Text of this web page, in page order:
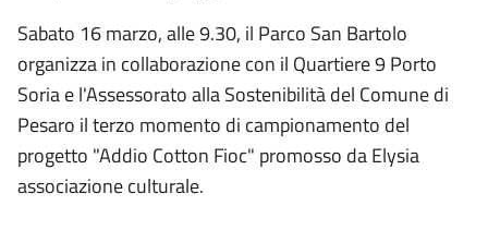
Sabato 16 marzo, alle 9.30, il Parco San Bartolo
organizza in collaborazione con il Quartiere 9 Porto
Soria e l'Assessorato alla Sostenibilità del Comune di
Pesaro il terzo momento di campionamento del
progetto "Addio Cotton Fioc" promosso da Elysia
associazione culturale.